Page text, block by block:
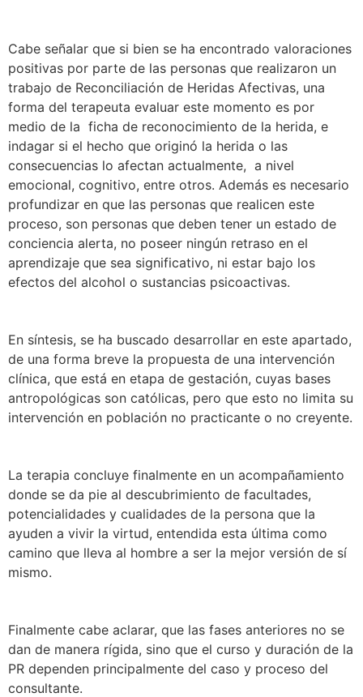
Cabe señalar que si bien se ha encontrado valoraciones
positivas por parte de las personas que realizaron un
trabajo de Reconciliación de Heridas Afectivas, una
forma del terapeuta evaluar este momento es por
medio de la ficha de reconocimiento de la herida, e
indagar si el hecho que originó la herida o las
consecuencias lo afectan actualmente, a nivel
emocional, cognitivo, entre otros. Además es necesario
profundizar en que las personas que realicen este
proceso, son personas que deben tener un estado de
conciencia alerta, no poseer ningún retraso en el
aprendizaje que sea significativo, ni estar bajo los
efectos del alcohol o sustancias psicoactivas.
En síntesis, se ha buscado desarrollar en este apartado,
de una forma breve la propuesta de una intervención
clínica, que está en etapa de gestación, cuyas bases
antropológicas son católicas, pero que esto no limita su
intervención en población no practicante o no creyente.
La terapia concluye finalmente en un acompañamiento
donde se da pie al descubrimiento de facultades,
potencialidades y cualidades de la persona que la
ayuden a vivir la virtud, entendida esta última como
camino que lleva al hombre a ser la mejor versión de sí
mismo.
Finalmente cabe aclarar, que las fases anteriores no se
dan de manera rígida, sino que el curso y duración de la
PR dependen principalmente del caso y proceso del
consultante.